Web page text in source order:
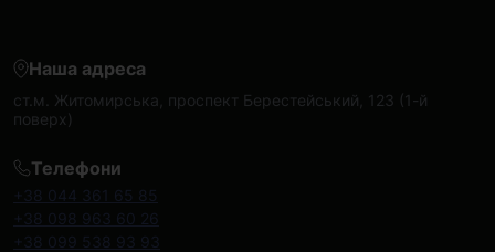
Наша адреса
ст.м. Житомирська, проспект Берестейський, 123 (1-й
поверх)
Телефони
+38 044 361 65 85
+38 098 963 60 26
+38 099 538 93 93